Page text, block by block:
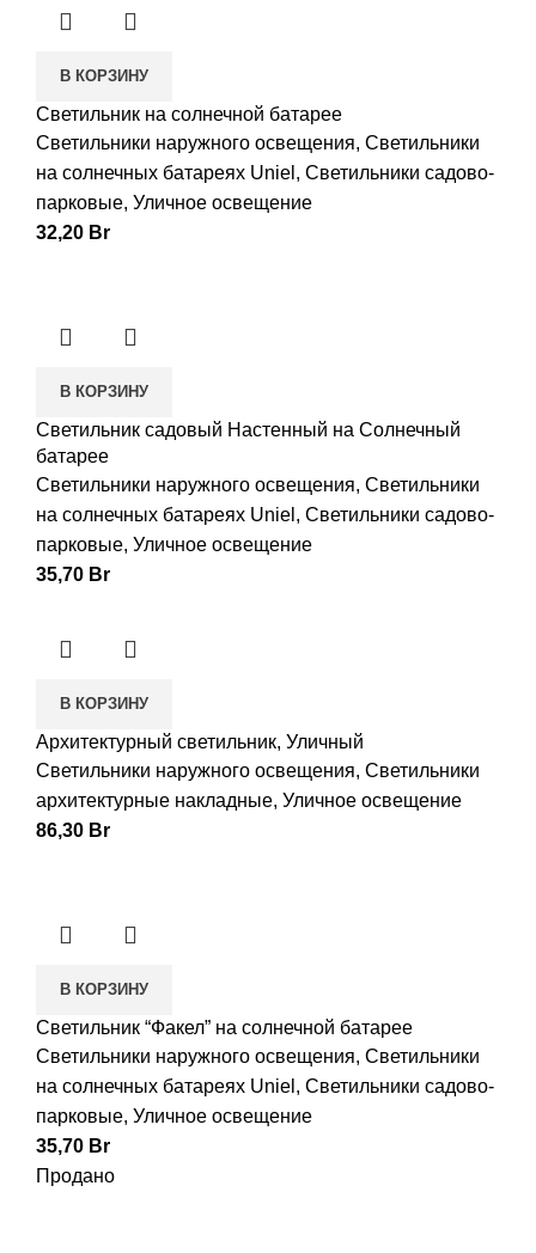
В КОРЗИНУ
Светильник на солнечной батарее
Светильники наружного освещения, Светильники
на солнечных батареях Uniel , Светильники садово-
парковые, Уличное освещение
32,20 Br
В КОРЗИНУ
Светильник садовый Настенный на Солнечный
батарее
Светильники наружного освещения, Светильники
на солнечных батареях Uniel , Светильники садово-
парковые, Уличное освещение
35,70 Br
В КОРЗИНУ
Архитектурный светильник, Уличный
Светильники наружного освещения, Светильники
архитектурные накладные, Уличное освещение
86,30 Br
В КОРЗИНУ
Светильник “Факел” на солнечной батарее
Светильники наружного освещения, Светильники
на солнечных батареях Uniel , Светильники садово-
парковые, Уличное освещение
35,70 Br
Продано